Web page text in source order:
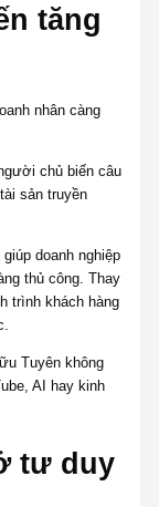
tăng
nhân càng
chủ biến câu
sản truyền
doanh nghiệp
thủ công. Thay
trình khách hàng
Tuyên không
AI hay kinh
tư duy